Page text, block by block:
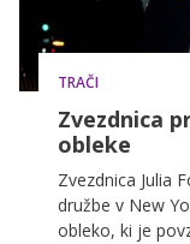
TRAČI
Zvezdnica
obleke
Zvezdnica Julia
družbe v New
obleko, ki je